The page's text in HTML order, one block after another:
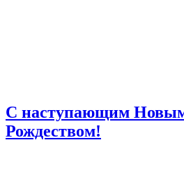
C наступающим
Рождеством!